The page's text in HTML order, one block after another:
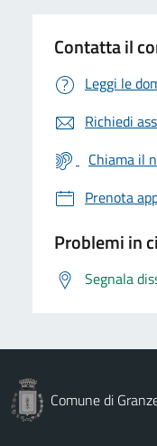
Contatta il
Leggi le
Richiedi
Chiama il
Prenota
Problemi in
Segnala
Comune di